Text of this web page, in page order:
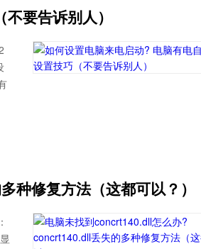
要告诉别人）
修复方法（这都可以？）